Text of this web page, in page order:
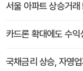
서울 아파트 상승거
카드론 확대에도 수
국채금리 상승, 자영